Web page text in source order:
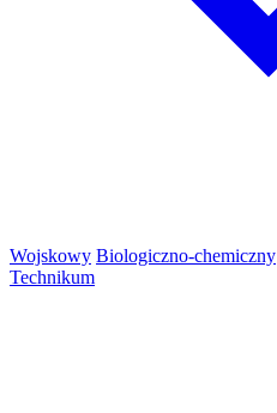
Wojskowy Biologiczno-chemiczny
Technikum